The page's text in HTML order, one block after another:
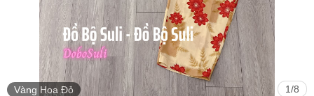
1/8
Vàng Hoa Đỏ